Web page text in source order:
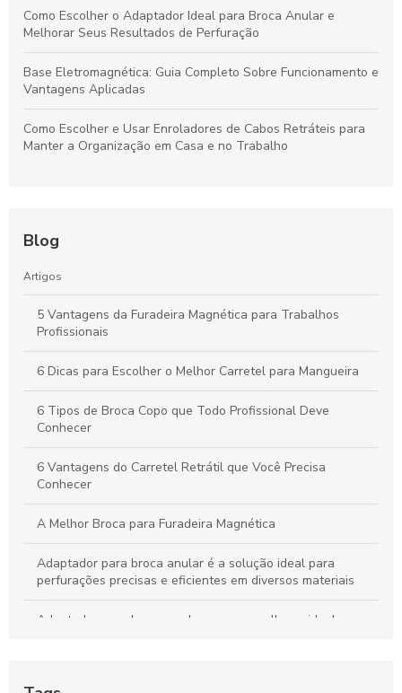
Como Escolher o Adaptador Ideal para Broca Anular e
Melhorar Seus Resultados de Perfuração
Base Eletromagnética: Guia Completo Sobre Funcionamento e
Vantagens Aplicadas
Como Escolher e Usar Enroladores de Cabos Retráteis para
Manter a Organização em Casa e no Trabalho
Blog
Artigos
5 Vantagens da Furadeira Magnética para Trabalhos
Profissionais
6 Dicas para Escolher o Melhor Carretel para Mangueira
6 Tipos de Broca Copo que Todo Profissional Deve
Conhecer
6 Vantagens do Carretel Retrátil que Você Precisa
Conhecer
A Melhor Broca para Furadeira Magnética
Adaptador para broca anular é a solução ideal para
perfurações precisas e eficientes em diversos materiais
Adaptador para broca anular: como escolher o ideal para